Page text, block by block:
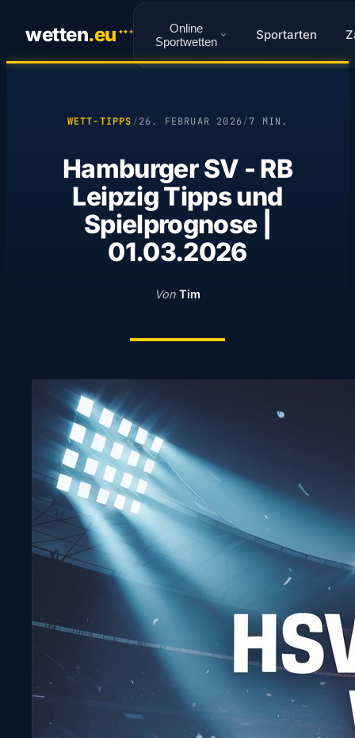
wetten.eu ✦✦ ✦
Online
Sportwetten
Sportarten
WETT-TIPPS/26. FEBRUAR 2026/7 MIN.
Hamburger SV - RB
Leipzig Tipps und
Spielprognose |
01.03.2026
Von Tim